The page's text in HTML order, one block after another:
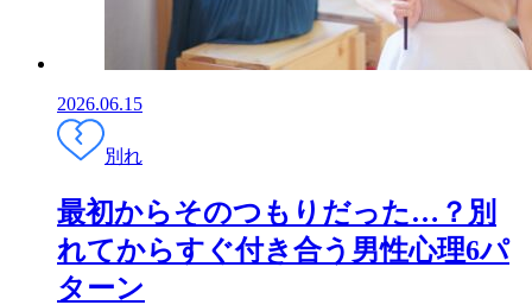
2026.06.15
別れ
最初からそのつもりだった…？別
れてからすぐ付き合う男性心理6パ
ターン